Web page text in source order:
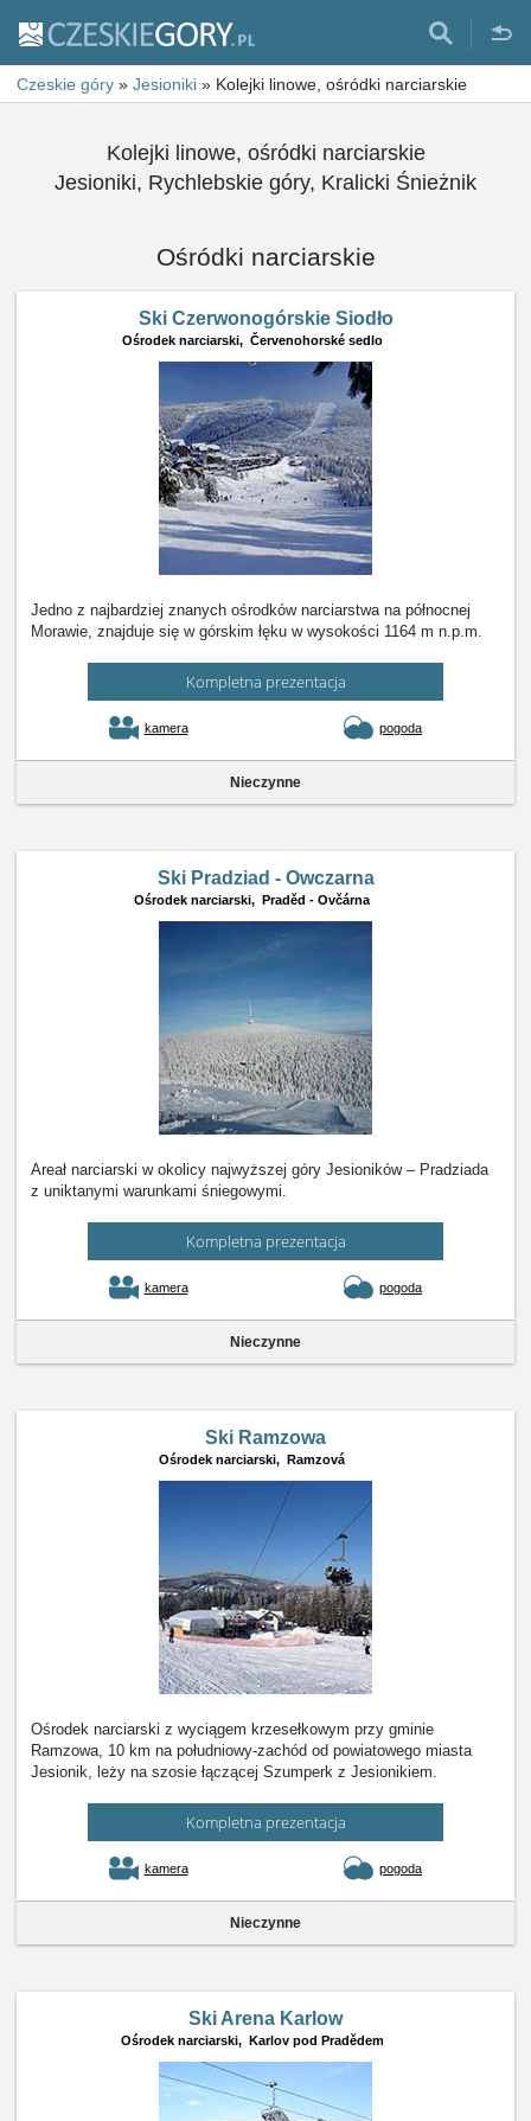
Czeskie góry » Jesioniki » Kolejki linowe, ośródki narciarskie
Kolejki linowe, ośródki narciarskie
Jesioniki, Rychlebskie góry, Kralicki Śnieżnik
Ośródki narciarskie
Ski Czerwonogórskie Siodło
Ośrodek narciarski, Červenohorské sedlo
Jedno z najbardziej znanych ośrodków narciarstwa na północnej
Morawie, znajduje się w górskim łęku w wysokości 1164 m n.p.m.
Kompletna prezentacja
kamera pogoda
Nieczynne
Ski Pradziad - Owczarna
Ośrodek narciarski, Praděd - Ovčárna
Areał narciarski w okolicy najwyższej góry Jesioników – Pradziada
z uniktanymi warunkami śniegowymi.
Kompletna prezentacja
kamera pogoda
Nieczynne
Ski Ramzowa
Ośrodek narciarski, Ramzová
Ośrodek narciarski z wyciągem krzesełkowym przy gminie
Ramzowa, 10 km na południowy-zachód od powiatowego miasta
Jesionik, leży na szosie łączącej Szumperk z Jesionikiem.
Kompletna prezentacja
kamera pogoda
Nieczynne
Ski Arena Karlow
Ośrodek narciarski, Karlov pod Pradědem